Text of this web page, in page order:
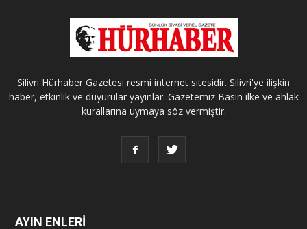
Silivri Hürhaber Gazetesi resmi internet sitesidir. Silivri'ye ilişkin
haber, etkinlik ve duyurular yayınlar. Gazetemiz Basın ilke ve ahlak
kurallarına uymaya söz vermiştir.
AYIN ENLERİ